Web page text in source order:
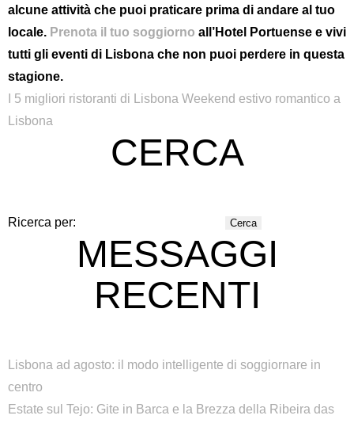
alcune attività che puoi praticare prima di andare al tuo
locale. Prenota il tuo soggiorno all’Hotel Portuense e vivi
tutti gli eventi di Lisbona che non puoi perdere in questa
stagione.
I 5 migliori ristoranti di Lisbona Weekend estivo romantico a
Lisbona
CERCA
Ricerca per:
MESSAGGI
RECENTI
Lisbona ad agosto: il modo intelligente di soggiornare in
centro
Estate sul Tejo: Gite in Barca e la Brezza della Ribeira das